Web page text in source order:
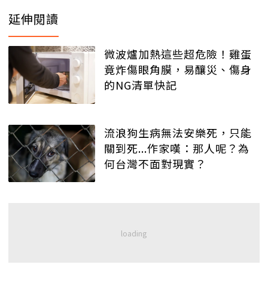
延伸閱讀
微波爐加熱這些超危險！雞蛋
竟炸傷眼角膜，易釀災、傷身
的NG清單快記
流浪狗生病無法安樂死，只能
關到死...作家嘆：那人呢？為
何台灣不面對現實？